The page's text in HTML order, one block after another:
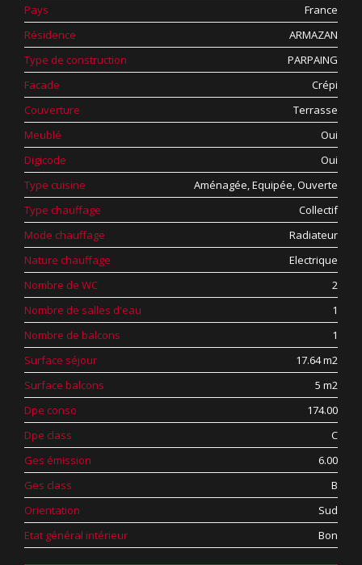
Pays
France
Résidence
ARMAZAN
Type de construction
PARPAING
Facade
Crépi
Couverture
Terrasse
Meublé
Oui
Digicode
Oui
Type cuisine
Aménagée, Equipée, Ouverte
Type chauffage
Collectif
Mode chauffage
Radiateur
Nature chauffage
Electrique
Nombre de WC
2
Nombre de salles d'eau
1
Nombre de balcons
1
Surface séjour
17.64 m2
Surface balcons
5 m2
Dpe conso
174.00
Dpe class
C
Ges émission
6.00
Ges class
B
Orientation
Sud
Etat général intérieur
Bon